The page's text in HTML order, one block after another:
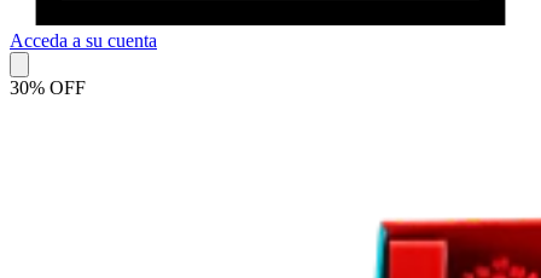
Acceda a su cuenta
30% OFF